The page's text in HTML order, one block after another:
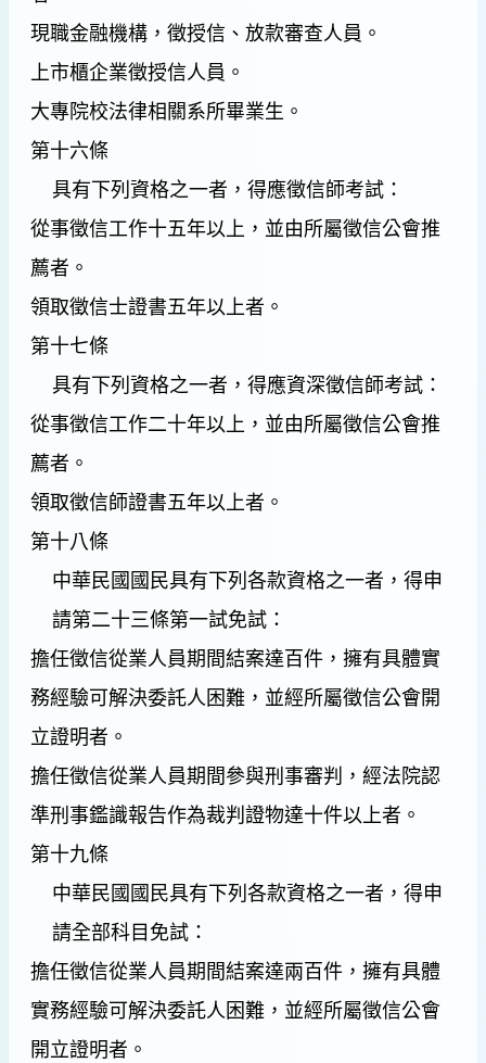
現職金融機構，徵授信、放款審查人員。
上市櫃企業徵授信人員。
大專院校法律相關系所畢業生。
第十六條
具有下列資格之一者，得應徵信師考試：
從事徵信工作十五年以上，並由所屬徵信公會推
薦者。
領取徵信士證書五年以上者。
第十七條
具有下列資格之一者，得應資深徵信師考試：
從事徵信工作二十年以上，並由所屬徵信公會推
薦者。
領取徵信師證書五年以上者。
第十八條
中華民國國民具有下列各款資格之一者，得申
請第二十三條第一試免試：
擔任徵信從業人員期間結案達百件，擁有具體實
務經驗可解決委託人困難，並經所屬徵信公會開
立證明者。
擔任徵信從業人員期間參與刑事審判，經法院認
準刑事鑑識報告作為裁判證物達十件以上者。
第十九條
中華民國國民具有下列各款資格之一者，得申
請全部科目免試：
擔任徵信從業人員期間結案達兩百件，擁有具體
實務經驗可解決委託人困難，並經所屬徵信公會
開立證明者。